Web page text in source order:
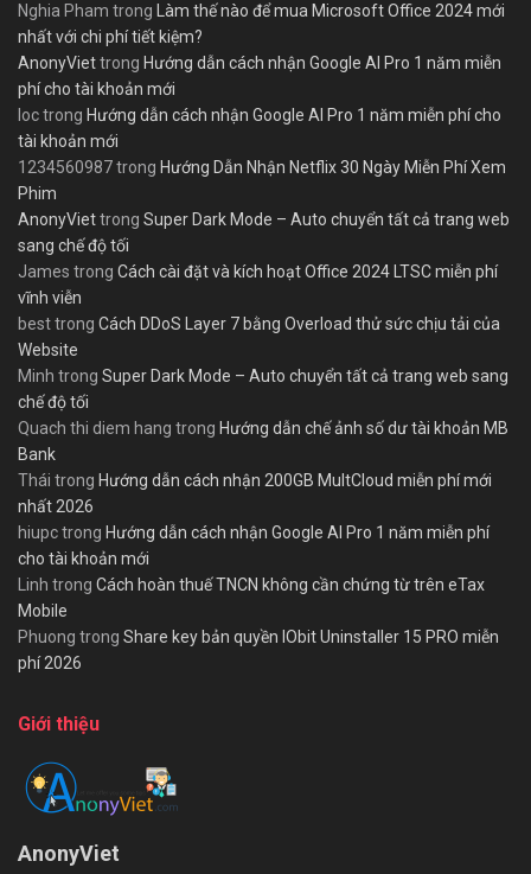
Nghia Pham trong Làm thế nào để mua Microsoft Office 2024 mới
nhất với chi phí tiết kiệm?
AnonyViettrong Hướng dẫn cách nhận Google AI Pro 1 năm miễn
phí cho tài khoản mới
loctrong Hướng dẫn cách nhận Google AI Pro 1 năm miễn phí cho
tài khoản mới
1234560987trong Hướng Dẫn Nhận Netflix 30 Ngày Miễn Phí Xem
Phim
AnonyViettrong Super Dark Mode – Auto chuyển tất cả trang web
sang chế độ tối
James trong Cách cài đặt và kích hoạt Office 2024 LTSC miễn phí
vĩnh viễn
besttrong Cách DDoS Layer 7 bằng Overload thử sức chịu tải của
Website
Minh trong Super Dark Mode – Auto chuyển tất cả trang web sang
chế độ tối
Quach thi diem hang trong Hướng dẫn chế ảnh số dư tài khoản MB
Bank
Thái trong Hướng dẫn cách nhận 200GB MultCloud miễn phí mới
nhất 2026
hiupctrong Hướng dẫn cách nhận Google AI Pro 1 năm miễn phí
cho tài khoản mới
Linh trong Cách hoàn thuế TNCN không cần chứng từ trên eTax
Mobile
Phuong trong Share key bản quyền IObit Uninstaller 15 PRO miễn
phí 2026
Giới thiệu
AnonyViet